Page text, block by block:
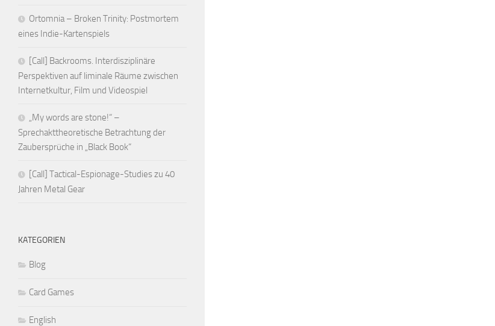
Ortomnia – Broken Trinity: Postmortem
eines Indie-Kartenspiels
[Call] Backrooms. Interdisziplinäre
Perspektiven auf liminale Räume zwischen
Internetkultur, Film und Videospiel
„My words are stone!“ –
Sprechakttheoretische Betrachtung der
Zaubersprüche in „Black Book“
[Call] Tactical-Espionage-Studies zu 40
Jahren Metal Gear
KATEGORIEN
Blog
Card Games
English